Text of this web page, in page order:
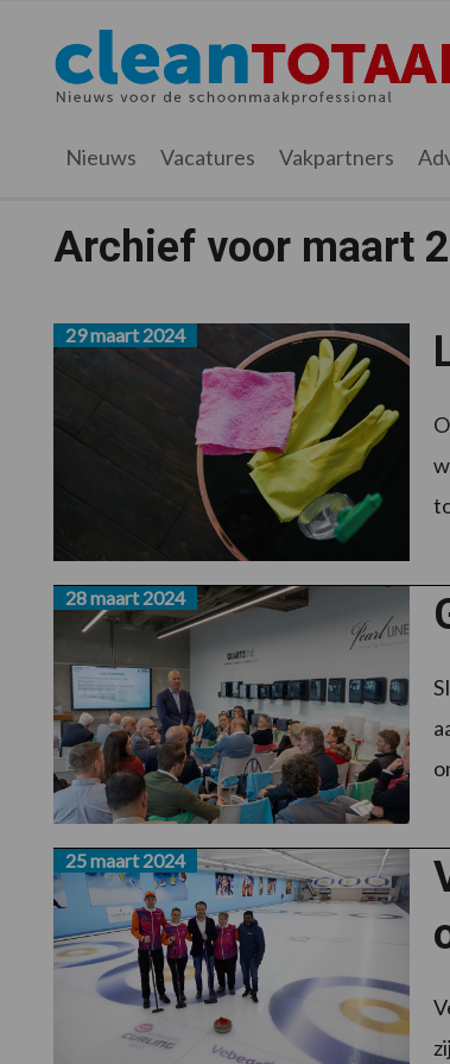
hoofdnavigatie
hoofd
inhoud
voettekst
Cleantotaal.nl
Het
laatste
voor
professionele
Nieuws Vacatures Vakpartners
Archief voor maart
29 maart 2024
28 maart 2024
25 maart 2024